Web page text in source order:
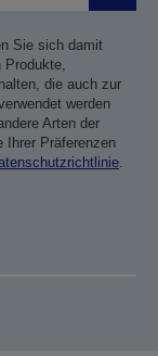
Sie sich damit
Produkte,
die auch zur
werden
Arten der
Ihrer Präferenzen
.